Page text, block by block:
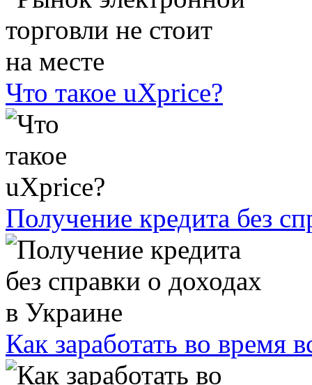
Что такое uXprice?
Получение кредита без
Как заработать во время